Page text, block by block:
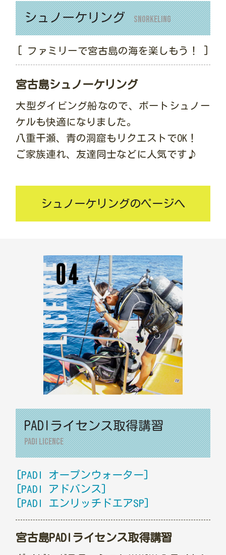
シュノーケリング Snorkeling
[ ファミリーで宮古島の海を楽しもう！ ]
宮古島シュノーケリング
大型ダイビング船なので、ボートシュノー
ケルも快適になりました。
八重干瀬、青の洞窟もリクエストでOK！
ご家族連れ、友達同士などに人気です♪
シュノーケリングのページへ
PADIライセンス取得講習
PADI Licence
[PADI オープンウォーター]
[PADI アドバンス]
[PADI エンリッチドエアSP]
宮古島PADIライセンス取得講習